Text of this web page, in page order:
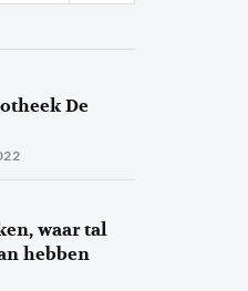
De
waar tal
hebben